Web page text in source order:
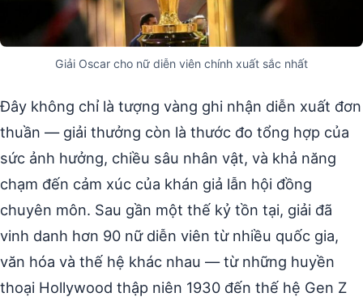
Giải Oscar cho nữ diễn viên chính xuất sắc nhất
Đây không chỉ là tượng vàng ghi nhận diễn xuất đơn
thuần — giải thưởng còn là thước đo tổng hợp của
sức ảnh hưởng, chiều sâu nhân vật, và khả năng
chạm đến cảm xúc của khán giả lẫn hội đồng
chuyên môn. Sau gần một thế kỷ tồn tại, giải đã
vinh danh hơn 90 nữ diễn viên từ nhiều quốc gia,
văn hóa và thế hệ khác nhau — từ những huyền
thoại Hollywood thập niên 1930 đến thế hệ Gen Z